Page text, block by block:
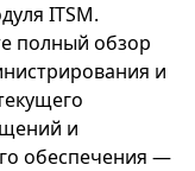
ITSM.
полный обзор
и
и
обеспечения —